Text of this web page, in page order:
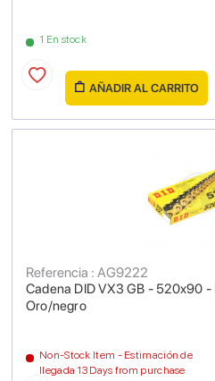
1 En stock
AÑADIR AL CARRITO
Cadena DID VX3 GB - 520x90
Oro/negro
Referencia : AG9222
Non-Stock Item - Estimación de
llegada 13 Days from purchase